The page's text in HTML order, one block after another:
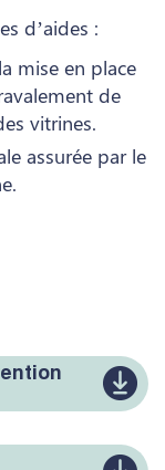
d’aides :
mise en place
de
vitrines.
assurée par le